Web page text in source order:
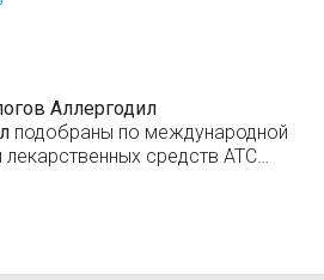
Аллергодил
подобраны по международной
средств АТС
химическая классификация).